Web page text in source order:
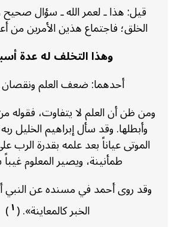
قيل: هذا ـ لعمر الله ـ سؤال صحيح
الخلق؛ فاجتماع هذين الأمرين من
وهذا التخلف له عدة
أحدهما: ضعف العلم ونقصان
ومن ظن أن العلم لا يتفاوت، فقوله
وأبطلها. وقد سأل إبراهيم الخليل
الموتى عياناً بعد علمه بقدرة الرب
طمأنينة، ويصير المعلوم
وقد روى أحمد في مسنده عن النبي
الخبر كالمعاينة». (١)